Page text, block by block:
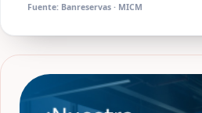
Fuente: Banreservas · MICM